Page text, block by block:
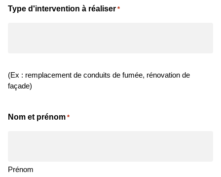
Type d'intervention à réaliser *
(Ex : remplacement de conduits de fumée, rénovation de
façade)
Nom et prénom *
Prénom